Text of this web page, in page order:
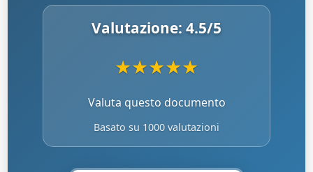
Valutazione: 4.5/5
★★★★★
Valuta questo documento
Basato su 1000 valutazioni